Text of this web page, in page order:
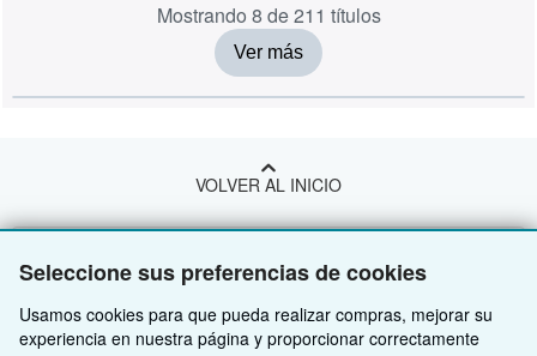
Seleccione sus preferencias de cookies
Usamos cookies para que pueda realizar compras, mejorar su
experiencia en nuestra página y proporcionar correctamente
Mostrando 8 de 211 títulos
Ver más
VOLVER AL INICIO
Colecciones
Comenzar a vender
Sobre nosotros